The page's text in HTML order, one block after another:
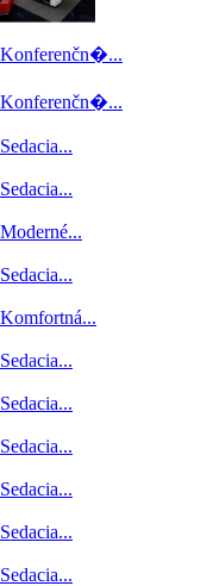
Konferenčn�...
Konferenčn�...
Sedacia...
Sedacia...
Moderné...
Sedacia...
Komfortná...
Sedacia...
Sedacia...
Sedacia...
Sedacia...
Sedacia...
Sedacia...